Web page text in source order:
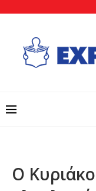
Ο